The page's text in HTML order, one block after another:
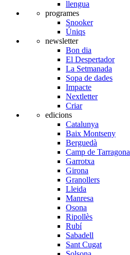
llengua
programes
Snooker
Úniqs
newsletter
Bon dia
El Despertador
La Setmanada
Sopa de dades
Impacte
Nextletter
Criar
edicions
Catalunya
Baix Montseny
Berguedà
Camp de Tarragona
Garrotxa
Girona
Granollers
Lleida
Manresa
Osona
Ripollès
Rubí
Sabadell
Sant Cugat